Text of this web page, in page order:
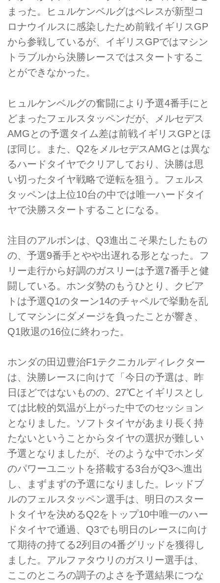
まった。ヒュルケンベルグはペレスが新型コ
ロナウイルスに感染したため前戦イギリスGP
から参戦しているが、イギリスGPではマシン
トラブルから決勝レースではスタートするこ
とができなかった。
ヒュルケンベルグの奮闘により予選4番手にと
どまったフェルスタッペンだが、メルセデス
AMGとの予選タイム差は前戦イギリスGPとほ
ぼ同じ。また、Q2をメルセデスAMGとは異な
るハードタイヤでクリアしており、決勝は思
い切ったタイヤ戦略で逆転を狙う。フェルス
タッペンは上位10台の中では唯一ハードタイ
ヤで決勝スタートすることになる。
注目のアルボンは、Q3進出こそ果たしたもの
の、予選9番手とやや出遅れる形となった。フ
リー走行から好調のガスリーは予選7番手と健
闘している。ホンダ勢のもうひとり、クビア
トは予選Q1のターン14のチャペルで挙動を乱
してマシンにダメージを負ったことが響き、
Q1敗退の16位に終わった。
ホンダの田辺豊治F1テクニカルディレクター
は、決勝レースに向けて「今日の予選は、昨
日ほどではないものの、27℃とイギリスとし
ては比較的気温が上がった中でのセッション
となりました。ソフトタイヤがあまり長く持
たないということからタイヤの選択が難しい
予選となりましたが、そのような中でホンダ
のパワーユニットを搭載する3台がQ3へ進出
し、まずまずの予選になりました。レッドブ
ルのフェルスタッペン選手は、明日のスター
トタイヤを決めるQ2をトップ10中唯一のハー
ドタイヤで通過、Q3でも明日のレースに向け
て期待の持てる2列目の4番グリッドを獲得し
ました。アルファタウリのガスリー選手は、
ここのところの調子のよさを予選結果につな